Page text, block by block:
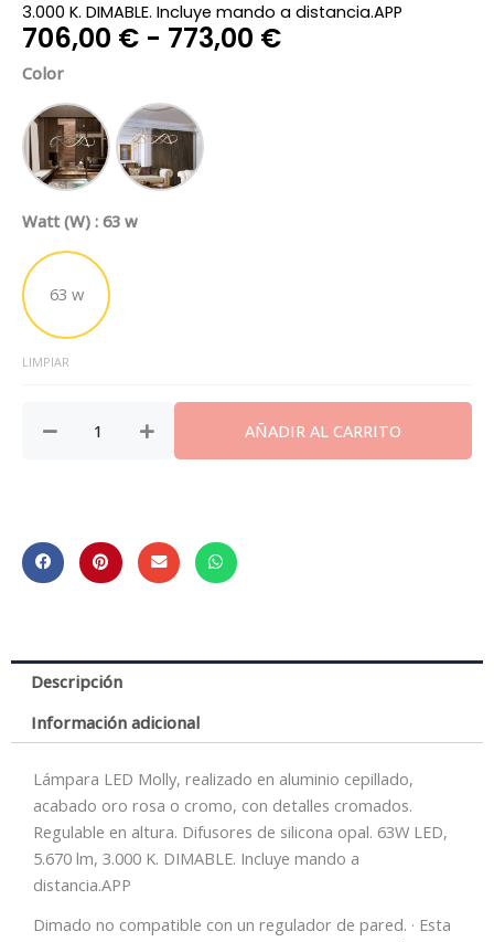
3.000 K. DIMABLE. Incluye mando a distancia.APP
706,00 € - 773,00 €Rango
Color
Cromo Oro Rosa
Watt (W) : 63 w
63 w
LIMPIAR
led
Molly
Regulable
cantidad
AÑADIR AL CARRITO
Descripción
Información adicional
Lámpara LED Molly, realizado en aluminio cepillado,
acabado oro rosa o cromo, con detalles cromados.
Regulable en altura. Difusores de silicona opal. 63W LED,
5.670 lm, 3.000 K. DIMABLE. Incluye mando a
distancia.APP
Dimado no compatible con un regulador de pared. · Esta